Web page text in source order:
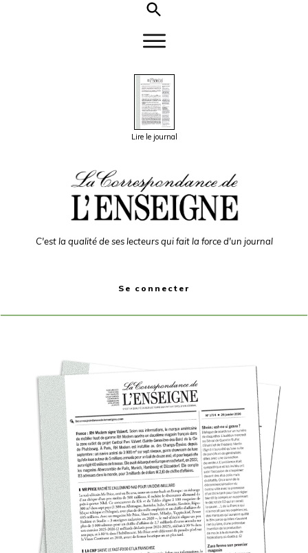
Lire le journal
C'est la qualité de ses lecteurs qui fait la force d'un journal
Se connecter